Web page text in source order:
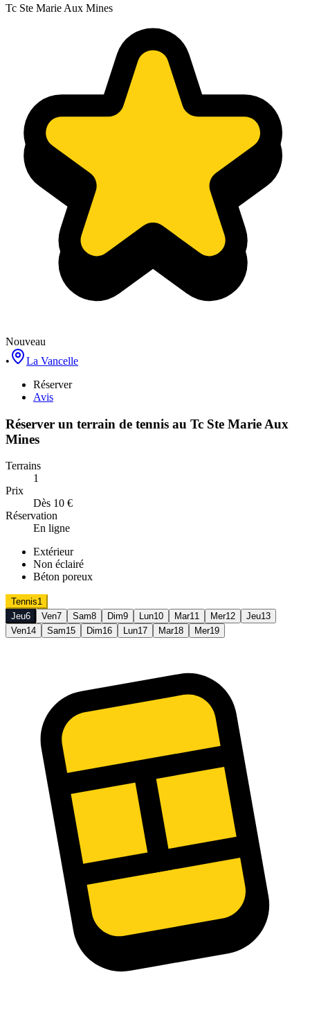
Tc Ste Marie Aux Mines
Nouveau
•
La Vancelle
Réserver
Avis
Réserver un terrain de tennis au Tc Ste Marie Aux
Mines
Terrains
1
Prix
Dès 10 €
Réservation
En ligne
Extérieur
Non éclairé
Béton poreux
Tennis1
Jeu6 Ven7 Sam8 Dim9 Lun10 Mar11 Mer12 Jeu13
Ven14 Sam15 Dim16 Lun17 Mar18 Mer19